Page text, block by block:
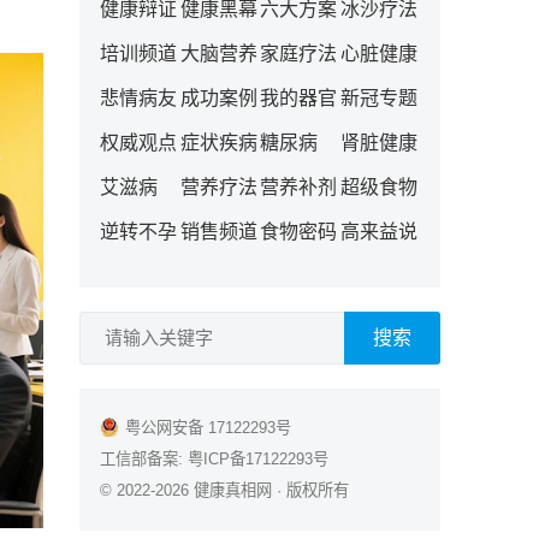
健康辩证 健康黑幕 六大方案冰沙疗法
培训频道 大脑营养 家庭疗法 心脏健康
悲情病友 成功案例 我的器官 新冠专题
权威观点 症状疾病糖尿病 肾脏健康
艾滋病 营养疗法 营养补剂 超级食物
逆转不孕销售频道食物密码 高来益说
搜索
粤公网安备 17122293号
工信部备案: 粤ICP备17122293号
© 2022-2026 健康真相网 · 版权所有